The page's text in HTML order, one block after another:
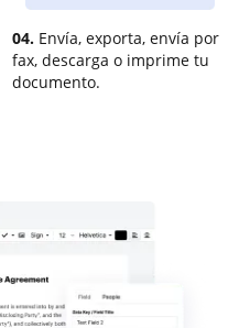
04. Envía, exporta, envía por
fax, descarga o imprime tu
documento.